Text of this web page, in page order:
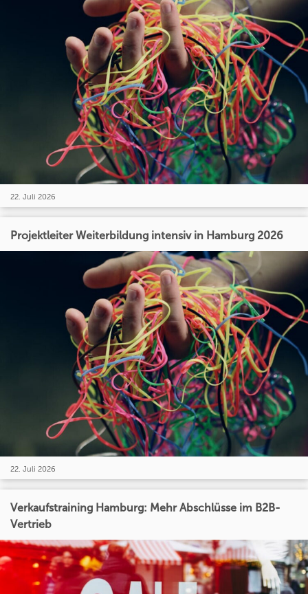
22. Juli 2026
Projektleiter Weiterbildung intensiv in Hamburg 2026
22. Juli 2026
Verkaufstraining Hamburg: Mehr Abschlüsse im B2B-
Vertrieb